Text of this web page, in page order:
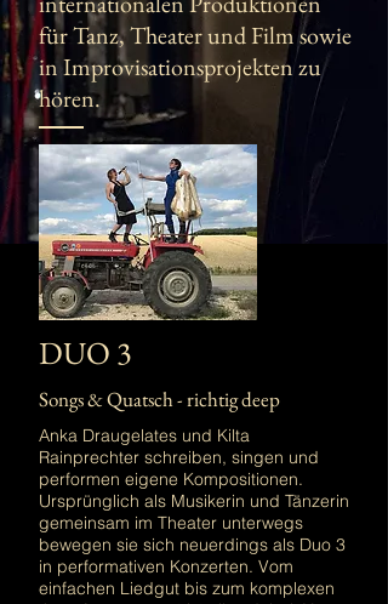
für Tanz, Theater und Film sowie
in Improvisationsprojekten zu
hören.
DUO 3
Songs & Quatsch - richtig deep
Anka Draugelates und Kilta
Rainprechter schreiben, singen und
performen eigene Kompositionen.
Ursprünglich als Musikerin und Tänzerin
gemeinsam im Theater unterwegs
bewegen sie sich neuerdings als Duo 3
in performativen Konzerten. Vom
einfachen Liedgut bis zum komplexen